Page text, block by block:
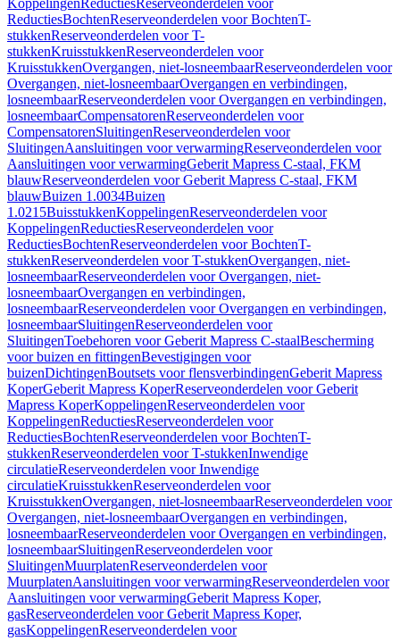
KoppelingenReductiesReserveonderdelen voor
ReductiesBochtenReserveonderdelen voor BochtenT-
stukkenReserveonderdelen voor T-
stukkenKruisstukkenReserveonderdelen voor
KruisstukkenOvergangen, niet-losneembaarReserveonderdelen voor
Overgangen, niet-losneembaarOvergangen en verbindingen,
losneembaarReserveonderdelen voor Overgangen en verbindingen,
losneembaarCompensatorenReserveonderdelen voor
CompensatorenSluitingenReserveonderdelen voor
SluitingenAansluitingen voor verwarmingReserveonderdelen voor
Aansluitingen voor verwarmingGeberit Mapress C-staal, FKM
blauwReserveonderdelen voor Geberit Mapress C-staal, FKM
blauwBuizen 1.0034Buizen
1.0215BuisstukkenKoppelingenReserveonderdelen voor
KoppelingenReductiesReserveonderdelen voor
ReductiesBochtenReserveonderdelen voor BochtenT-
stukkenReserveonderdelen voor T-stukkenOvergangen, niet-
losneembaarReserveonderdelen voor Overgangen, niet-
losneembaarOvergangen en verbindingen,
losneembaarReserveonderdelen voor Overgangen en verbindingen,
losneembaarSluitingenReserveonderdelen voor
SluitingenToebehoren voor Geberit Mapress C-staalBescherming
voor buizen en fittingenBevestigingen voor
buizenDichtingenBoutsets voor flensverbindingenGeberit Mapress
KoperGeberit Mapress KoperReserveonderdelen voor Geberit
Mapress KoperKoppelingenReserveonderdelen voor
KoppelingenReductiesReserveonderdelen voor
ReductiesBochtenReserveonderdelen voor BochtenT-
stukkenReserveonderdelen voor T-stukkenInwendige
circulatieReserveonderdelen voor Inwendige
circulatieKruisstukkenReserveonderdelen voor
KruisstukkenOvergangen, niet-losneembaarReserveonderdelen voor
Overgangen, niet-losneembaarOvergangen en verbindingen,
losneembaarReserveonderdelen voor Overgangen en verbindingen,
losneembaarSluitingenReserveonderdelen voor
SluitingenMuurplatenReserveonderdelen voor
MuurplatenAansluitingen voor verwarmingReserveonderdelen voor
Aansluitingen voor verwarmingGeberit Mapress Koper,
gasReserveonderdelen voor Geberit Mapress Koper,
gasKoppelingenReserveonderdelen voor